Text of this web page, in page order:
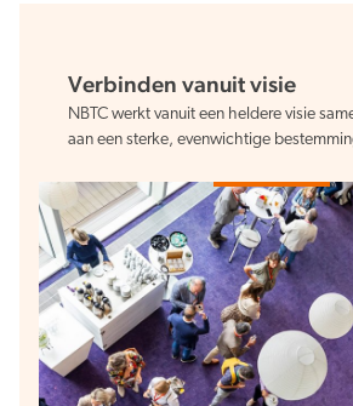
Organiserend vermogen
Nederland overal aantrekkelijk
Verbinden vanuit visie
NBTC werkt vanuit een heldere visie
aan een sterke, evenwichtige